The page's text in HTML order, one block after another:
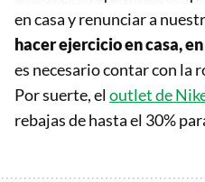
en casa y renunciar a
hacer ejercicio en casa,
es necesario contar con la
Por suerte, el outlet de
rebajas de hasta el 30%